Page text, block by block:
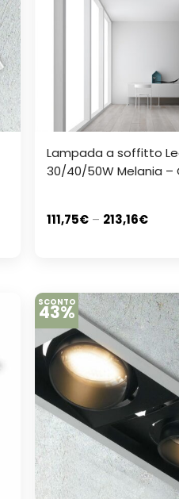
Lampada a soffitto
30/40/50W Melania –
111,75€ – 213,16€
SCONTO
43%